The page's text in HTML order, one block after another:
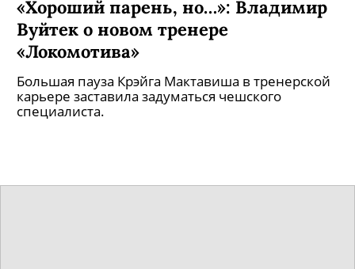
«Хороший парень, но…»: Владимир
Вуйтек о новом тренере
«Локомотива»
Большая пауза Крэйга Мактавиша в тренерской
карьере заставила задуматься чешского
специалиста.